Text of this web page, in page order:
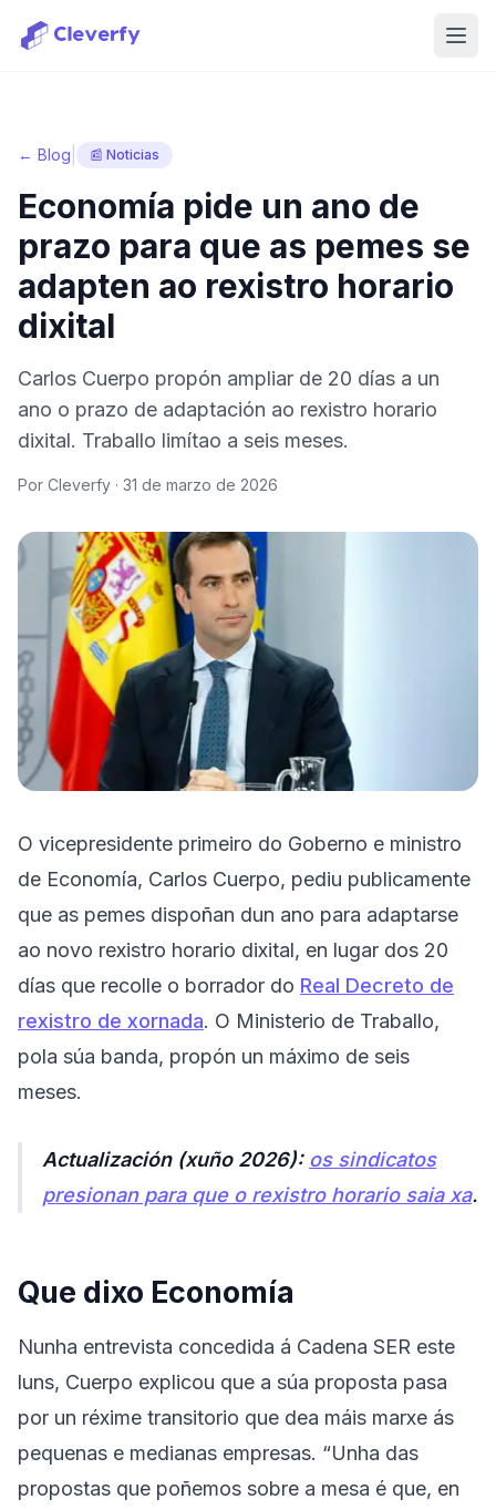
Iniciar sesión
Próbao gratis
← Blog 📰 Noticias
Economía pide un ano de
prazo para que as pemes se
adapten ao rexistro horario
dixital
Carlos Cuerpo propón ampliar de 20 días a un
ano o prazo de adaptación ao rexistro horario
dixital. Traballo limítao a seis meses.
Por Cleverfy · 31 de marzo de 2026
O vicepresidente primeiro do Goberno e ministro
de Economía, Carlos Cuerpo, pediu publicamente
que as pemes dispoñan dun ano para adaptarse
ao novo rexistro horario dixital, en lugar dos 20
días que recolle o borrador do Real Decreto de
rexistro de xornada. O Ministerio de Traballo,
pola súa banda, propón un máximo de seis
meses.
Actualización (xuño 2026): os sindicatos
presionan para que o rexistro horario saia xa.
Que dixo Economía
Nunha entrevista concedida á Cadena SER este
luns, Cuerpo explicou que a súa proposta pasa
por un réxime transitorio que dea máis marxe ás
pequenas e medianas empresas. “Unha das
propostas que poñemos sobre a mesa é que, en